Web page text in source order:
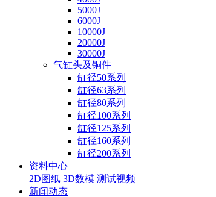
5000J
6000J
10000J
20000J
30000J
气缸头及铜件
缸径50系列
缸径63系列
缸径80系列
缸径100系列
缸径125系列
缸径160系列
缸径200系列
资料中心
2D图纸 3D数模 测试视频
新闻动态